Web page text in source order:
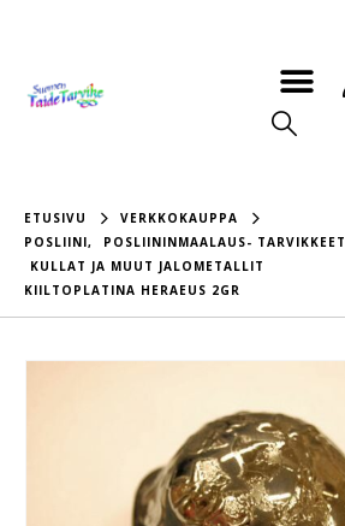
ETUSIVU
VERKKOKAUPPA
POSLIINI, POSLIININMAALAUS- TARVIKKEET
KULLAT JA MUUT JALOMETALLIT
KIILTOPLATINA HERAEUS 2GR